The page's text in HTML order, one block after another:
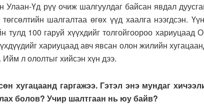
Улаан-Үд рүү очиж шалгуулдаг байсан явдал
шалгалтаа өгөх үүд хаалга нээгдсэн.
тулд 100 гаруй хүүхдийг толгойгоороо хариуцаад
хариуцаад авч явсан олон жилийн
Ийм л ололтыг хийсэн хүн дээ.
хугацаанд гаргажээ. Гэтэл энэ мундаг
болов? Учир шалтгаан нь юу байв?